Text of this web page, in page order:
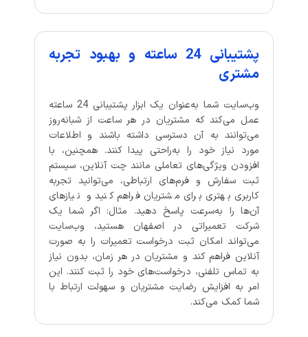
پشتیبانی 24 ساعته و بهبود تجربه
مشتری
وب‌سایت شما به‌عنوان یک ابزار پشتیبانی 24 ساعته
عمل می‌کند که مشتریان در هر ساعت از شبانه‌روز
می‌توانند به آن دسترسی داشته باشند و اطلاعات
مورد نیاز خود را به‌راحتی پیدا کنند. همچنین، با
افزودن ویژگی‌های تعاملی مانند چت آنلاین، سیستم
ثبت سفارش و فرم‌های ارتباطی، می‌توانید تجربه
کاربری بهتری برای مشتریان فراهم کنید و نیازهای
آن‌ها را به‌سرعت پاسخ دهید. مثال: اگر شما یک
شرکت تعمیراتی در اصفهان هستید، وب‌سایت
می‌تواند امکان ثبت درخواست تعمیرات را به صورت
آنلاین فراهم کند و مشتریان در هر زمان، بدون نیاز
به تماس تلفنی، درخواست‌های خود را ثبت کنند. این
امر به افزایش رضایت مشتریان و سهولت ارتباط با
شما کمک می‌کند.